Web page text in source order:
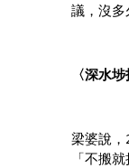
議，沒多
〈深水
梁婆說，
「不搬